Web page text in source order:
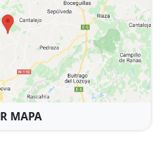
MAPA